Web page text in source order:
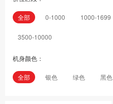
全部 0-1000 1000-1699
3500-10000
机身颜色：
全部 银色 绿色 黑色